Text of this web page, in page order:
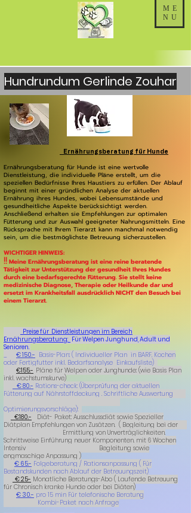
ME
NU
Hundrundum Gerlinde Zouhar
Ernährungsberatung für Hunde
Ernährungsberatung für Hunde ist eine wertvolle
Dienstleistung, die individuelle Pläne erstellt, um die
speziellen Bedürfnisse Ihres Haustiers zu erfüllen. Der Ablauf
beginnt mit einer gründlichen Analyse der aktuellen
Ernährung ihres Hundes, wobei Lebensumstände und
gesundheitliche Aspekte berücksichtigt werden.
Anschließend erhalten sie Empfehlungen zur optimalen
Fütterung und zur Auswahl geeigneter Nahrungsmitteln. Eine
Rücksprache mit Ihrem Tierarzt kann manchmal notwendig
sein, um die bestmöglichste Betreuung sicherzustellen.
WICHTIGER HINWEIS:
!! Meine Ernährungsberatung ist eine reine beratende
Tätigkeit zur Unterstützung der gesundheit Ihres Hundes
durch eine bedarfsgerechte Fütterung. Sie stellt keine
medizinische Diagnose, Therapie oder Heilkunde dar und
ersetzt im Krankheitsfall ausdrücklich NICHT den Besuch bei
einem Tierarzt.
Preise für Dienstleistungen im Bereich
Ernährungsberatung: Für Welpen Junghund, Adult und
Senioren.
_ € 150.- Basis-Plan: ( Individueller Plan in BARF, Kochen
oder Fertigfutter inkl. Bedarfsanalyse Einkaufsliste)
€155.- Pläne für Welpen oder Junghunde: (wie Basis Plan
inkl. wachstumskurve)
€ 80.- Rations-check: (Überprüfung der aktuellen
Fütterung auf Nährstoffdeckung . Schriftliche Auswertung
Optimierungsvorschläge):
€180.- Diät- Paket: Ausschlussdiät sowie Spezieller
Diätplan Empfehlungen von Zusätzen. ( Begleitung bei der
Ermittlung von Unverträglichkeiten.
Schrittweise Einführung neuer Komponenten. mit 6 Wochen
Intensiv Begleitung sowie
engmaschige Anpassung )
€ 65.- Folgeberatung / Rationsanpassung ( Für
Bestandskunden nach Ablauf der Betreuungszeit)
€ 25- Monatliche Beratungs-Abo ( Laufende Betreuung
für Chronisch kranke Hunde oder bei Diäten)
€ 30.- pro 15 min Für telefonische Beratung
Kombi-Paket nach Anfrage